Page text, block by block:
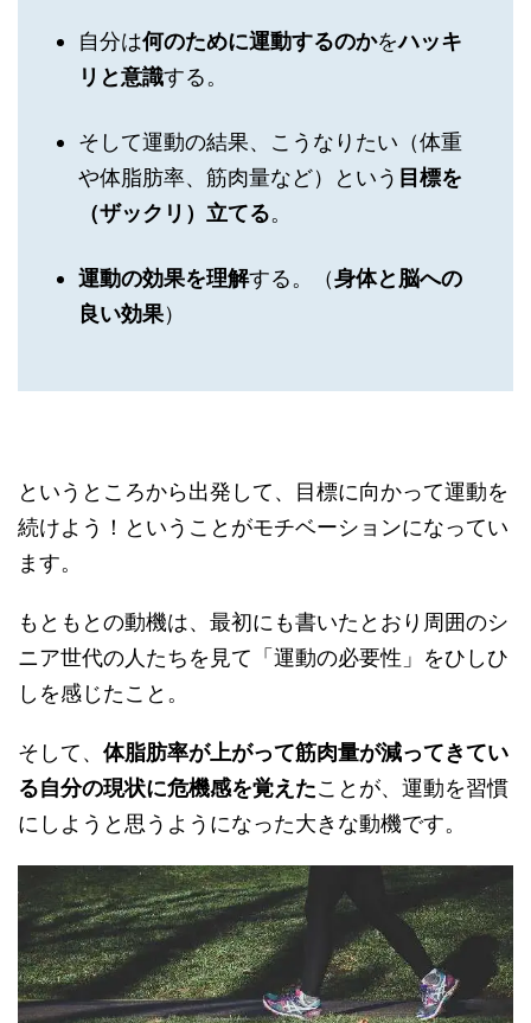
自分は何のために運動するのかをハッキ
リと意識する。
そして運動の結果、こうなりたい（体重
や体脂肪率、筋肉量など）という 目標を
（ザックリ）立てる。
運動の効果を理解する。（身体と脳への
良い効果）
というところから出発して、目標に向かって運動を
続けよう！ということがモチベーションになってい
ます。
もともとの動機は、最初にも書いたとおり周囲のシ
ニア世代の人たちを見て「運動の必要性」をひしひ
しを感じたこと。
そして、 体脂肪率が上がって筋肉量が減ってきてい
る自分の現状に危機感を覚えたことが、運動を習慣
にしようと思うようになった大きな動機です。